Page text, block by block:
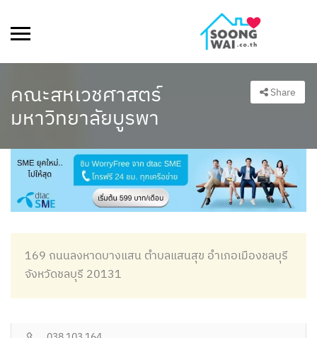
คณะสหเวชศาสตร์
มหาวิทยาลัยบูรพา
Share
169 ถนนลงหาดบางแสน ตำบลแสนสุข อำเภอเมืองชลบุรี
จังหวัดชลบุรี 20131